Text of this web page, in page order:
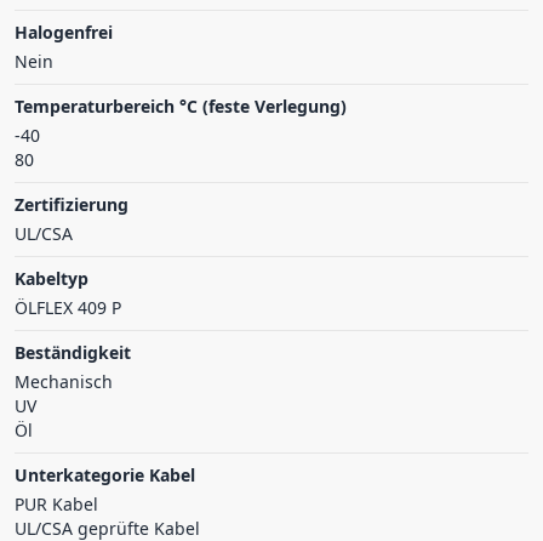
Halogenfrei
Nein
Temperaturbereich °C (feste Verlegung)
-40
80
Zertifizierung
UL/CSA
Kabeltyp
ÖLFLEX 409 P
Beständigkeit
Mechanisch
UV
Öl
Unterkategorie Kabel
PUR Kabel
UL/CSA geprüfte Kabel